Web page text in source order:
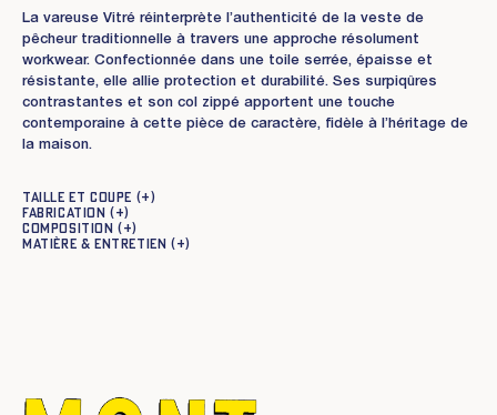
La vareuse Vitré réinterprète l’authenticité de la veste de
pêcheur traditionnelle à travers une approche résolument
workwear. Confectionnée dans une toile serrée, épaisse et
résistante, elle allie protection et durabilité. Ses surpiqûres
contrastantes et son col zippé apportent une touche
contemporaine à cette pièce de caractère, fidèle à l’héritage de
la maison.
Taille et coupe
Fabrication
Composition
Matière & entretien